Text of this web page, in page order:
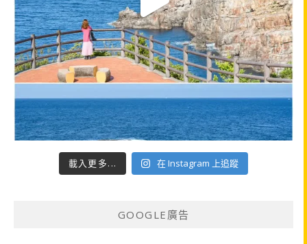
載入更多... 在 Instagram 上追蹤
GOOGLE廣告